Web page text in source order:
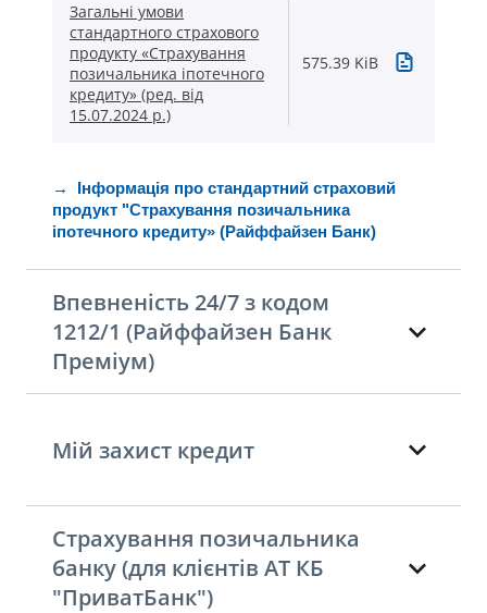
Загальні умови
стандартного страхового
продукту «Страхування
позичальника іпотечного
кредиту» (ред. від
15.07.2024 р.)
575.39 KiB
→ Інформація про стандартний страховий
продукт "Страхування позичальника
іпотечного кредиту» (Райффайзен Банк)
Впевненість 24/7 з кодом
1212/1 (Райффайзен Банк
Преміум)
Мій захист кредит
Страхування позичальника
банку (для клієнтів АТ КБ
"ПриватБанк")